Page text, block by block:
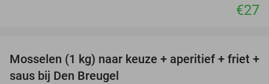
€27
34%
Mosselen (1 kg) naar keuze + aperitief + friet +
saus bij Den Breugel